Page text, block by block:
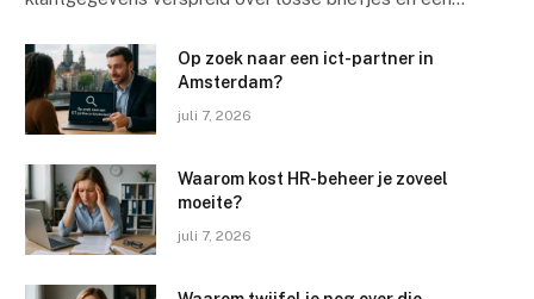
Op zoek naar een ict-partner in
Amsterdam?
juli 7, 2026
Waarom kost HR-beheer je zoveel
moeite?
juli 7, 2026